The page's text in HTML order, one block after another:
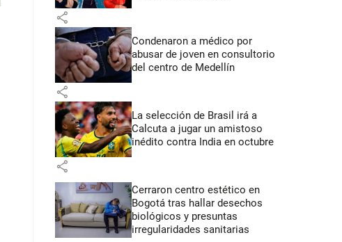
share
Condenaron a médico por
abusar de joven en consultorio
del centro de Medellín
share
La selección de Brasil irá a
Calcuta a jugar un amistoso
inédito contra India en octubre
share
Cerraron centro estético en
Bogotá tras hallar desechos
biológicos y presuntas
irregularidades sanitarias